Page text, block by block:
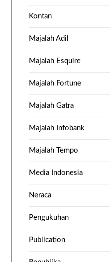
Kontan
Majalah Adil
Majalah Esquire
Majalah Fortune
Majalah Gatra
Majalah Infobank
Majalah Tempo
Media Indonesia
Neraca
Pengukuhan
Publication